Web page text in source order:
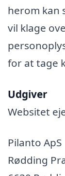
herom kan
vil klage
for at tage
Udgiver
Websitet
Pilanto ApS
Rødding